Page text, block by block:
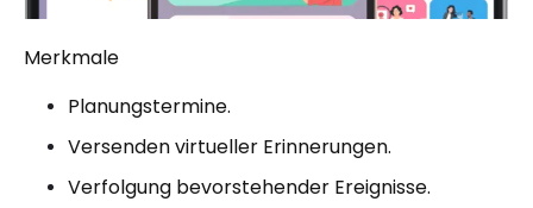
Merkmale
Planungstermine.
Versenden virtueller Erinnerungen.
Verfolgung bevorstehender Ereignisse.